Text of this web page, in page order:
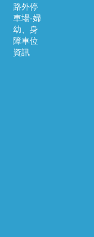
路外停
車場-婦
幼、身
障車位
資訊